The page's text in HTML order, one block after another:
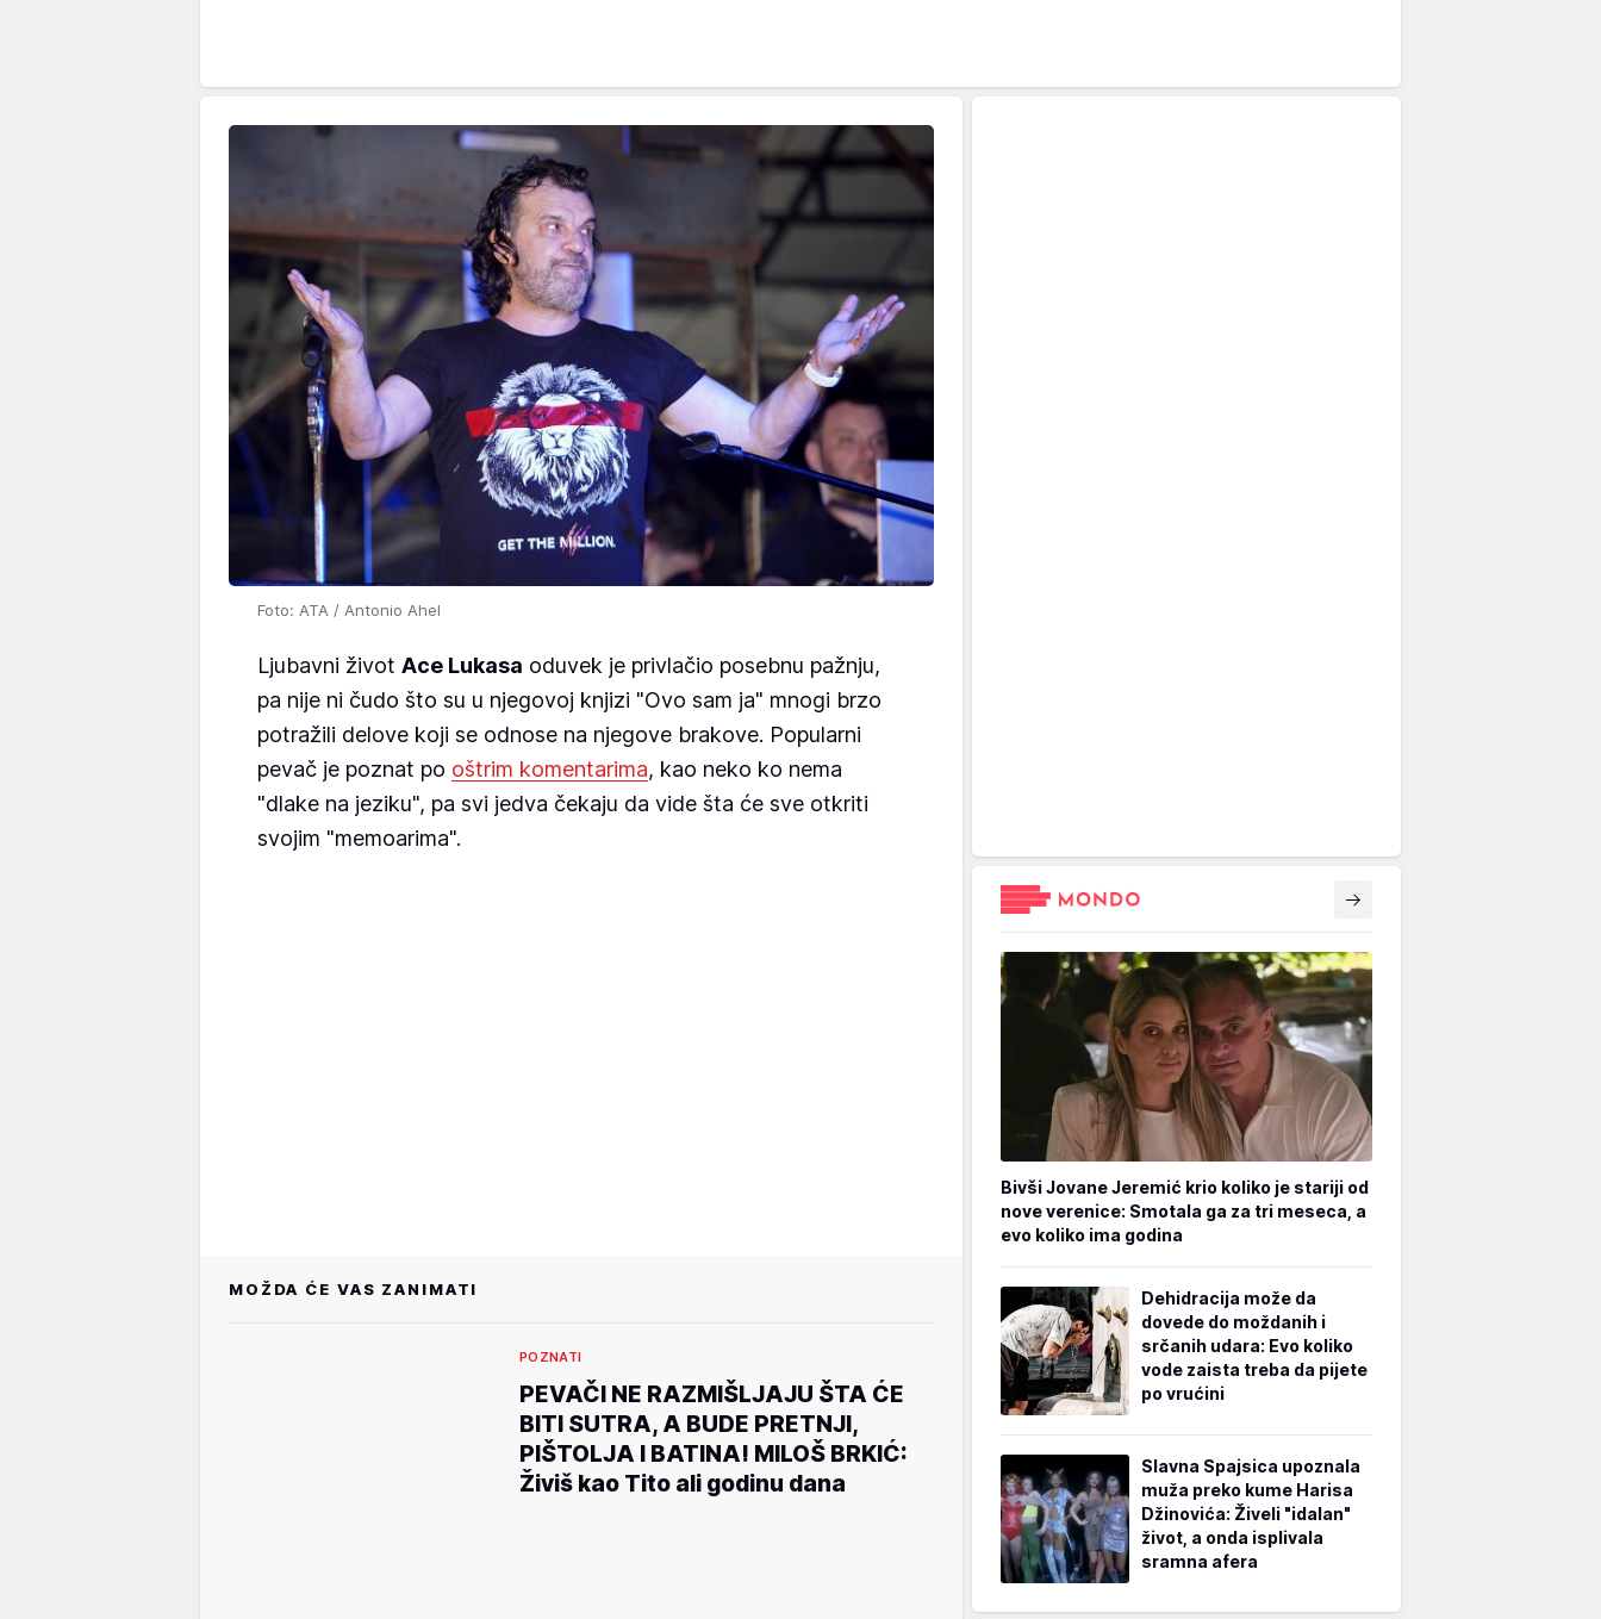
Foto: ATA / Antonio Ahel
Ljubavni život Ace Lukasa oduvek je privlačio posebnu pažnju,
pa nije ni čudo što su u njegovoj knjizi "Ovo sam ja" mnogi brzo
potražili delove koji se odnose na njegove brakove. Popularni
pevač je poznat po oštrim komentarima, kao neko ko nema
"dlake na jeziku", pa svi jedva čekaju da vide šta će sve otkriti
svojim "memoarima".
MOŽDA ĆE VAS ZANIMATI
POZNATI
PEVAČI NE RAZMIŠLJAJU ŠTA ĆE
BITI SUTRA, A BUDE PRETNJI,
PIŠTOLJA I BATINA! MILOŠ BRKIĆ:
Živiš kao Tito ali godinu dana
Bivši Jovane Jeremić krio koliko je stariji od
nove verenice: Smotala ga za tri meseca, a
evo koliko ima godina
Dehidracija može da
dovede do moždanih i
srčanih udara: Evo koliko
vode zaista treba da pijete
po vrućini
Slavna Spajsica upoznala
muža preko kume Harisa
Džinovića: Živeli "idalan"
život, a onda isplivala
sramna afera